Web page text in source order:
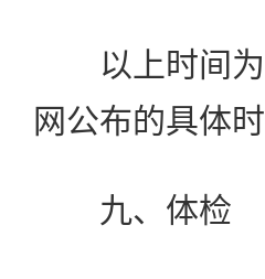
以上时间为
网公布的具体时
九、体检